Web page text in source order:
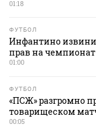
01:18
ФУТБОЛ
Инфантино
прав на
01:00
ФУТБОЛ
«ПСЖ» разгромно
товарищеском
00:05